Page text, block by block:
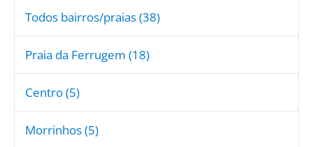
Todos bairros/praias (38)
Praia da Ferrugem (18)
Centro (5)
Morrinhos (5)